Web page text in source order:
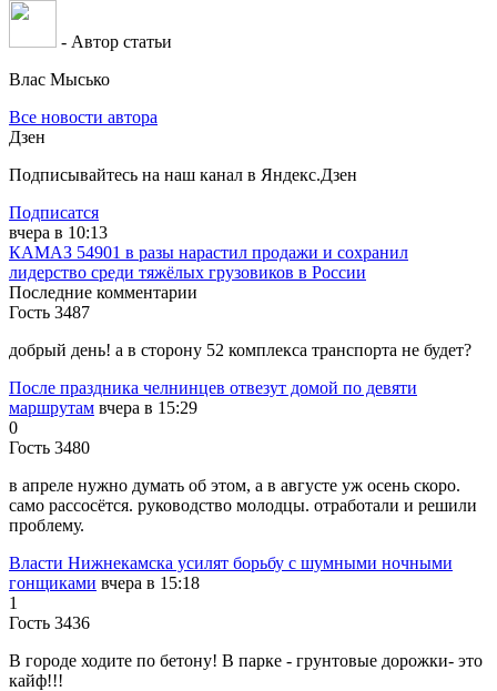
- Автор статьи
Влас Мысько
Все новости автора
Дзен
Подписывайтесь на наш канал в Яндекс.Дзен
Подписатся
вчера в 10:13
КАМАЗ 54901 в разы нарастил продажи и сохранил
лидерство среди тяжёлых грузовиков в России
Последние комментарии
Гость 3487
добрый день! а в сторону 52 комплекса транспорта не будет?
После праздника челнинцев отвезут домой по девяти
маршрутам вчера в 15:29
0
Гость 3480
в апреле нужно думать об этом, а в августе уж осень скоро.
само рассосётся. руководство молодцы. отработали и решили
проблему.
Власти Нижнекамска усилят борьбу с шумными ночными
гонщиками вчера в 15:18
1
Гость 3436
В городе ходите по бетону! В парке - грунтовые дорожки- это
кайф!!!